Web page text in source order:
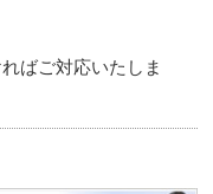
ばご対応いたしま